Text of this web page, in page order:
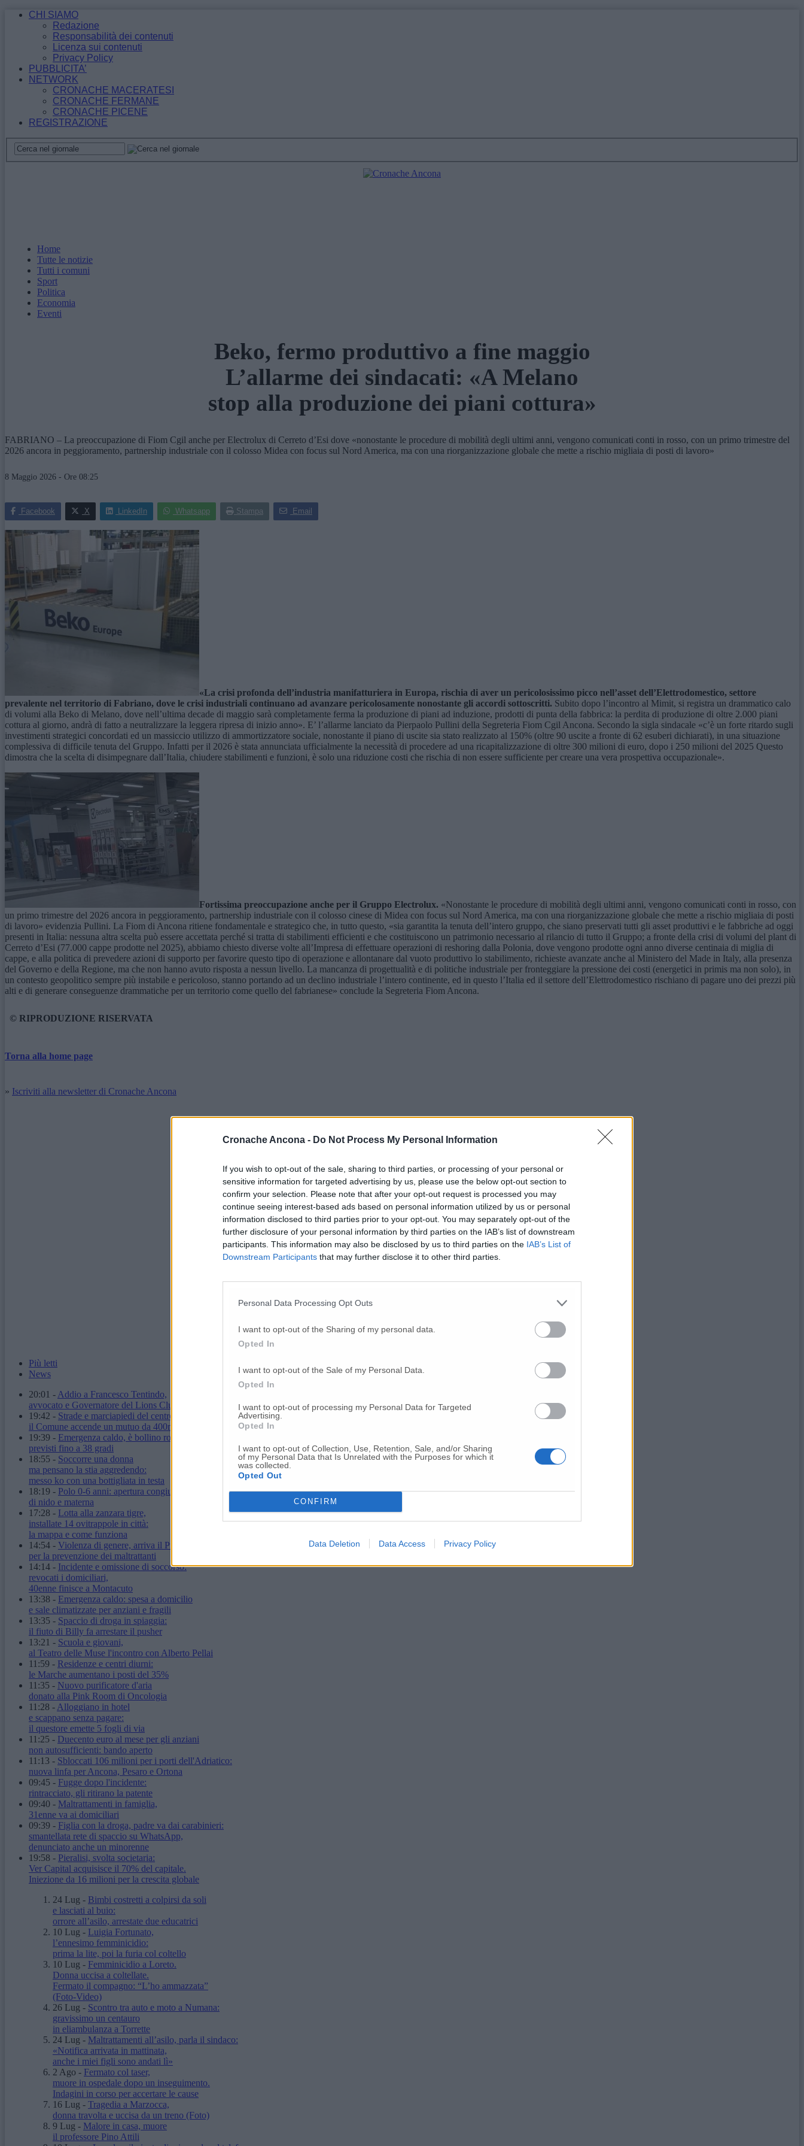
Cronache Ancona - Do Not Process My Personal Information
If you wish to opt-out of the sale, sharing to third parties, or processing of your personal or
sensitive information for targeted advertising by us, please use the below opt-out section to
confirm your selection. Please note that after your opt-out request is processed you may
continue seeing interest-based ads based on personal information utilized by us or personal
information disclosed to third parties prior to your opt-out. You may separately opt-out of the
further disclosure of your personal information by third parties on the IAB’s list of downstream
participants. This information may also be disclosed by us to third parties on the IAB’s List of
Downstream Participants that may further disclose it to other third parties.
Personal Data Processing Opt Outs
I want to opt-out of the Sharing of my personal data.
Opted In
I want to opt-out of the Sale of my Personal Data.
Opted In
I want to opt-out of processing my Personal Data for Targeted
Advertising.
Opted In
I want to opt-out of Collection, Use, Retention, Sale, and/or Sharing
of my Personal Data that Is Unrelated with the Purposes for which it
was collected.
Opted Out
CONFIRM
Data Deletion Data Access Privacy Policy
CHI SIAMO
Redazione
Responsabilità dei contenuti
Licenza sui contenuti
Privacy Policy
PUBBLICITA’
NETWORK
CRONACHE MACERATESI
CRONACHE FERMANE
CRONACHE PICENE
REGISTRAZIONE
Home
Tutte le notizie
Tutti i comuni
Sport
Politica
Economia
Eventi
Beko, fermo produttivo a fine maggio
L’allarme dei sindacati: «A Melano
stop alla produzione dei piani cottura»
FABRIANO – La preoccupazione di Fiom Cgil anche per Electrolux di Cerreto d’Esi dove «nonostante le procedure di mobilità degli ultimi anni, vengono comunicati conti in rosso, con un primo trimestre del
2026 ancora in peggioramento, partnership industriale con il colosso Midea con focus sul Nord America, ma con una riorganizzazione globale che mette a rischio migliaia di posti di lavoro»
8 Maggio 2026 - Ore 08:25
Facebook X LinkedIn Whatsapp Stampa Email
«La crisi profonda dell’industria manifatturiera in Europa, rischia di aver un pericolosissimo picco nell’asset dell’Elettrodomestico, settore
prevalente nel territorio di Fabriano, dove le crisi industriali continuano ad avanzare pericolosamente nonostante gli accordi sottoscritti. Subito dopo l’incontro al Mimit, si registra un drammatico calo
di volumi alla Beko di Melano, dove nell’ultima decade di maggio sarà completamente ferma la produzione di piani ad induzione, prodotti di punta della fabbrica: la perdita di produzione di oltre 2.000 piani
cottura al giorno, andrà di fatto a neutralizzare la leggera ripresa di inizio anno». E’ l’allarme lanciato da Pierpaolo Pullini della Segreteria Fiom Cgil Ancona. Secondo la sigla sindacale «c’è un forte ritardo sugli
investimenti strategici concordati ed un massiccio utilizzo di ammortizzatore sociale, nonostante il piano di uscite sia stato realizzato al 150% (oltre 90 uscite a fronte di 62 esuberi dichiarati), in una situazione
complessiva di difficile tenuta del Gruppo. Infatti per il 2026 è stata annunciata ufficialmente la necessità di procedere ad una ricapitalizzazione di oltre 300 milioni di euro, dopo i 250 milioni del 2025 Questo
dimostra che la scelta di disimpegnare dall’Italia, chiudere stabilimenti e funzioni, è solo una riduzione costi che rischia di non essere sufficiente per creare una vera prospettiva occupazionale».
Fortissima preoccupazione anche per il Gruppo Electrolux. «Nonostante le procedure di mobilità degli ultimi anni, vengono comunicati conti in rosso, con
un primo trimestre del 2026 ancora in peggioramento, partnership industriale con il colosso cinese di Midea con focus sul Nord America, ma con una riorganizzazione globale che mette a rischio migliaia di posti
di lavoro» evidenzia Pullini. La Fiom di Ancona ritiene fondamentale e strategico che, in tutto questo, «sia garantita la tenuta dell’intero gruppo, che siano preservati tutti gli asset produttivi e le fabbriche ad oggi
presenti in Italia: nessuna altra scelta può essere accettata perché si tratta di stabilimenti efficienti e che costituiscono un patrimonio necessario al rilancio di tutto il Gruppo; a fronte della crisi di volumi del plant di
Cerreto d’Esi (77.000 cappe prodotte nel 2025), abbiamo chiesto diverse volte all’Impresa di effettuare operazioni di reshoring dalla Polonia, dove vengono prodotte ogni anno diverse centinaia di miglia di
cappe, e alla politica di prevedere azioni di supporto per favorire questo tipo di operazione e allontanare dal vuoto produttivo lo stabilimento, richieste avanzate anche al Ministero del Made in Italy, alla presenza
del Governo e della Regione, ma che non hanno avuto risposta a nessun livello. La mancanza di progettualità e di politiche industriale per fronteggiare la pressione dei costi (energetici in primis ma non solo), in
un contesto geopolitico sempre più instabile e pericoloso, stanno portando ad un declino industriale l’intero continente, ed in questo l’Italia ed il settore dell’Elettrodomestico rischiano di pagare uno dei prezzi più
alti e di generare conseguenze drammatiche per un territorio come quello del fabrianese» conclude la Segreteria Fiom Ancona.
© RIPRODUZIONE RISERVATA
Torna alla home page
» Iscriviti alla newsletter di Cronache Ancona
Effettua l'accesso
Più letti
News
20:01 - Addio a Francesco Tentindo,
avvocato e Governatore del Lions Club
19:42 - Strade e marciapiedi del centro:
il Comune accende un mutuo da 400mila euro
19:39 - Emergenza caldo, è bollino rosso:
previsti fino a 38 gradi
18:55 - Soccorre una donna
ma pensano la stia aggredendo:
messo ko con una bottigliata in testa
18:19 - Polo 0-6 anni: apertura congiunta
di nido e materna
17:28 - Lotta alla zanzara tigre,
installate 14 ovitrappole in città:
la mappa e come funziona
14:54 - Violenza di genere, arriva il Protocollo "Zeus"
per la prevenzione dei maltrattanti
14:14 - Incidente e omissione di soccorso:
revocati i domiciliari,
40enne finisce a Montacuto
13:38 - Emergenza caldo: spesa a domicilio
e sale climatizzate per anziani e fragili
13:35 - Spaccio di droga in spiaggia:
il fiuto di Billy fa arrestare il pusher
13:21 - Scuola e giovani,
al Teatro delle Muse l'incontro con Alberto Pellai
11:59 - Residenze e centri diurni:
le Marche aumentano i posti del 35%
11:35 - Nuovo purificatore d'aria
donato alla Pink Room di Oncologia
11:28 - Alloggiano in hotel
e scappano senza pagare:
il questore emette 5 fogli di via
11:25 - Duecento euro al mese per gli anziani
non autosufficienti: bando aperto
11:13 - Sbloccati 106 milioni per i porti dell'Adriatico:
nuova linfa per Ancona, Pesaro e Ortona
09:45 - Fugge dopo l'incidente:
rintracciato, gli ritirano la patente
09:40 - Maltrattamenti in famiglia,
31enne va ai domiciliari
09:39 - Figlia con la droga, padre va dai carabinieri:
smantellata rete di spaccio su WhatsApp,
denunciato anche un minorenne
19:58 - Pieralisi, svolta societaria:
Ver Capital acquisisce il 70% del capitale.
Iniezione da 16 milioni per la crescita globale
24 Lug - Bimbi costretti a colpirsi da soli
e lasciati al buio:
orrore all’asilo, arrestate due educatrici
10 Lug - Luigia Fortunato,
l’ennesimo femminicidio:
prima la lite, poi la furia col coltello
10 Lug - Femminicidio a Loreto.
Donna uccisa a coltellate.
Fermato il compagno: “L’ho ammazzata”
(Foto-Video)
26 Lug - Scontro tra auto e moto a Numana:
gravissimo un centauro
in eliambulanza a Torrette
24 Lug - Maltrattamenti all’asilo, parla il sindaco:
«Notifica arrivata in mattinata,
anche i miei figli sono andati lì»
2 Ago - Fermato col taser,
muore in ospedale dopo un inseguimento.
Indagini in corso per accertare le cause
16 Lug - Tragedia a Marzocca,
donna travolta e uccisa da un treno (Foto)
9 Lug - Malore in casa, muore
il professore Pino Attili